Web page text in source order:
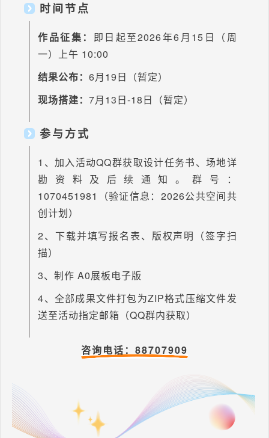
时间节点
作品征集： 即日起至2026年6月15日（周
一）上午 10:00
结果公布：6月19日（暂定）
现场搭建：7月13日-18日（暂定）
参与方式
1、加入活动QQ群获取设计任务书、场地详
勘资料及后续通知。群号：
1070451981（验证信息：2026公共空间共
创计划）
2、下载并填写报名表、版权声明（签字扫
描）
3、制作 A0展板电子版
4、全部成果文件打包为ZIP格式压缩文件发
送至活动指定邮箱（QQ群内获取）
咨询电话：88707909